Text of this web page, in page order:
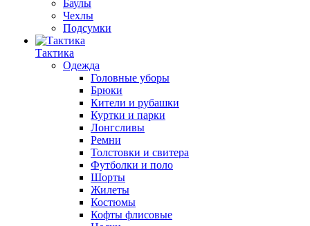
Баулы
Чехлы
Подсумки
Тактика
Одежда
Головные уборы
Брюки
Кители и рубашки
Куртки и парки
Лонгсливы
Ремни
Толстовки и свитера
Футболки и поло
Шорты
Жилеты
Костюмы
Кофты флисовые